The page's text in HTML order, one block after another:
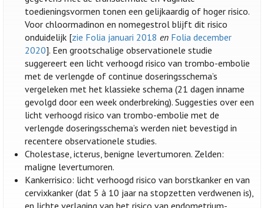
toedieningsvormen tonen een gelijkaardig of hoger risico.
Voor chloormadinon en nomegestrol blijft dit risico
onduidelijk [zie Folia januari 2018 en Folia december
2020]. Een grootschalige observationele studie
suggereert een licht verhoogd risico van trombo-embolie
met de verlengde of continue doseringsschema’s
vergeleken met het klassieke schema (21 dagen inname
gevolgd door een week onderbreking). Suggesties over een
licht verhoogd risico van trombo-embolie met de
verlengde doseringsschema’s werden niet bevestigd in
recentere observationele studies.
Cholestase, icterus, benigne levertumoren. Zelden:
maligne levertumoren.
Kankerrisico: licht verhoogd risico van borstkanker en van
cervixkanker (dat 5 à 10 jaar na stopzetten verdwenen is),